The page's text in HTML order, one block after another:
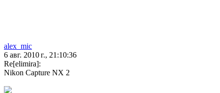
alex_mic
6 авг. 2010 г., 21:10:36
Re[elimira]:
Nikon Capture NX 2